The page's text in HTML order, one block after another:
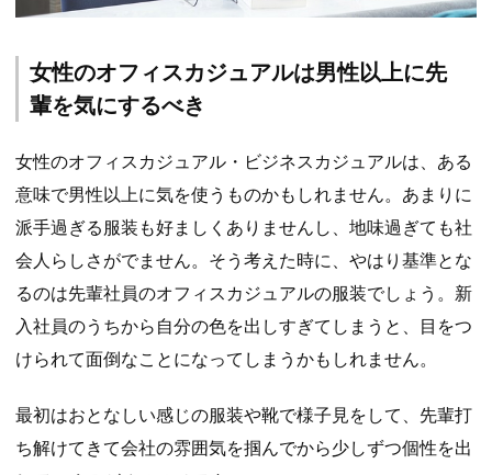
女性のオフィスカジュアルは男性以上に先
輩を気にするべき
女性のオフィスカジュアル・ビジネスカジュアルは、ある
意味で男性以上に気を使うものかもしれません。あまりに
派手過ぎる服装も好ましくありませんし、地味過ぎても社
会人らしさがでません。そう考えた時に、やはり基準とな
るのは先輩社員のオフィスカジュアルの服装でしょう。新
入社員のうちから自分の色を出しすぎてしまうと、目をつ
けられて面倒なことになってしまうかもしれません。
最初はおとなしい感じの服装や靴で様子見をして、先輩打
ち解けてきて会社の雰囲気を掴んでから少しずつ個性を出